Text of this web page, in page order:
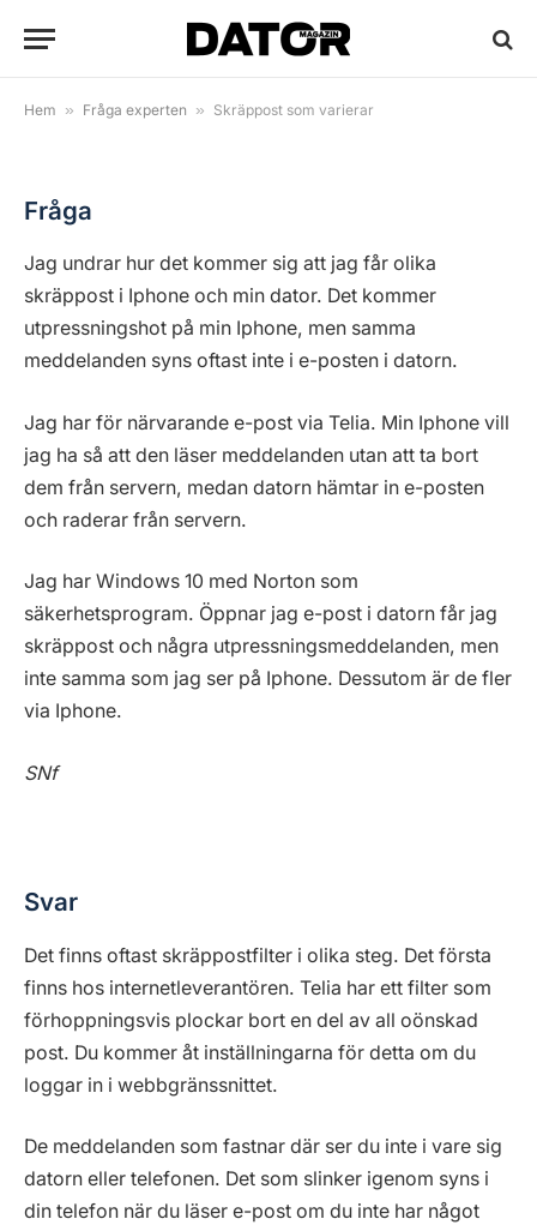
Hem » Fråga experten » Skräppost som varierar
Skräppost som varierar
Fråga
Jag undrar hur det kommer sig att jag får olika
skräppost i Iphone och min dator. Det kommer
utpressningshot på min Iphone, men samma
meddelanden syns oftast inte i e-posten i datorn.
Jag har för närvarande e-post via Telia. Min Iphone vill
jag ha så att den läser meddelanden utan att ta bort
dem från servern, medan datorn hämtar in e-posten
och raderar från servern.
Jag har Windows 10 med Norton som
säkerhetsprogram. Öppnar jag e-post i datorn får jag
skräppost och några utpressningsmeddelanden, men
inte samma som jag ser på Iphone. Dessutom är de fler
via Iphone.
SNf
Svar
Det finns oftast skräppostfilter i olika steg. Det första
finns hos internetleverantören. Telia har ett filter som
förhoppningsvis plockar bort en del av all oönskad
post. Du kommer åt inställningarna för detta om du
loggar in i webbgränssnittet.
De meddelanden som fastnar där ser du inte i vare sig
datorn eller telefonen. Det som slinker igenom syns i
din telefon när du läser e-post om du inte har något